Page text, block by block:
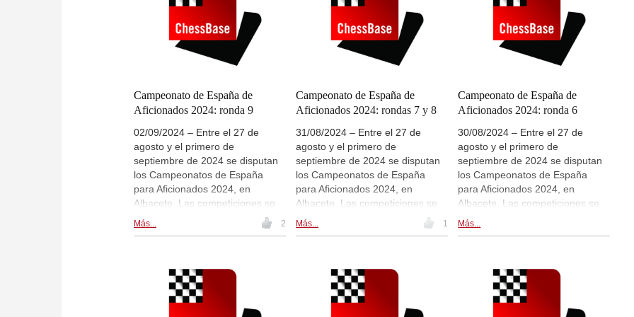
live.chessbase.com y dentro de
esta noticia. | Foto: Lazaro
Kokkalis
Campeonato de España de
Aficionados 2024: ronda 9
02/09/2024 – Entre el 27 de
agosto y el primero de
septiembre de 2024 se disputan
los Campeonatos de España
para Aficionados 2024, en
Albacete. Las competiciones se
disputan en tres secciones de
fuerza de juego: el tramo sub-
retransmisiones en directo de las
partidas en live.chessbase.com y
dentro de esta noticia. Hoy se
Más... 2
Campeonato de España de
Aficionados 2024: rondas 7 y 8
31/08/2024 – Entre el 27 de
agosto y el primero de
septiembre de 2024 se disputan
los Campeonatos de España
para Aficionados 2024, en
Albacete. Las competiciones se
disputan en tres secciones de
fuerza de juego: el tramo sub-
retransmisiones en directo de las
partidas en live.chessbase.com y
dentro de esta noticia. Hoy se
Más... 1
Campeonato de España de
Aficionados 2024: ronda 6
30/08/2024 – Entre el 27 de
agosto y el primero de
septiembre de 2024 se disputan
los Campeonatos de España
para Aficionados 2024, en
Albacete. Las competiciones se
disputan en tres secciones de
fuerza de juego: el tramo sub-
retransmisiones en directo de las
partidas en live.chessbase.com y
dentro de esta noticia. Hoy se
Más...